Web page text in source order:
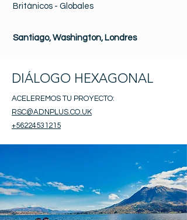
Británicos - Globales
Santiago, Washington, Londres
DIÁLOGO HEXAGONAL
ACELEREMOS TU PROYECTO:
RSC@ADNPLUS.CO.UK
+56224531215